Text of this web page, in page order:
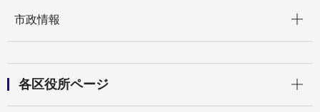
市政情報
各区役所ページ